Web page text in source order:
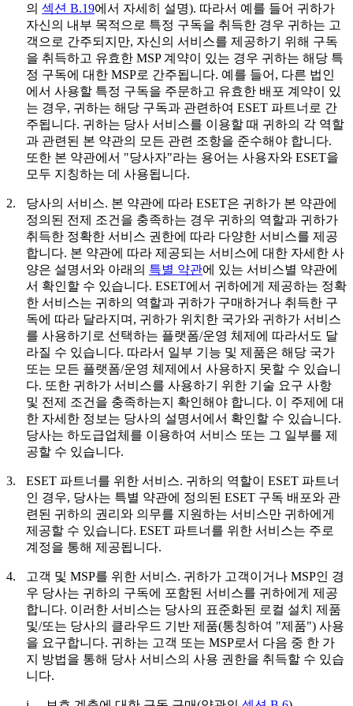
의 섹션 B.19에서 자세히 설명). 따라서 예를 들어 귀하가
자신의 내부 목적으로 특정 구독을 취득한 경우 귀하는 고
객으로 간주되지만, 자신의 서비스를 제공하기 위해 구독
을 취득하고 유효한 MSP 계약이 있는 경우 귀하는 해당 특
정 구독에 대한 MSP로 간주됩니다. 예를 들어, 다른 법인
에서 사용할 특정 구독을 주문하고 유효한 배포 계약이 있
는 경우, 귀하는 해당 구독과 관련하여 ESET 파트너로 간
주됩니다. 귀하는 당사 서비스를 이용할 때 귀하의 각 역할
과 관련된 본 약관의 모든 관련 조항을 준수해야 합니다.
또한 본 약관에서 "당사자"라는 용어는 사용자와 ESET을
모두 지칭하는 데 사용됩니다.
2. 당사의 서비스. 본 약관에 따라 ESET은 귀하가 본 약관에
정의된 전제 조건을 충족하는 경우 귀하의 역할과 귀하가
취득한 정확한 서비스 권한에 따라 다양한 서비스를 제공
합니다. 본 약관에 따라 제공되는 서비스에 대한 자세한 사
양은 설명서와 아래의 특별 약관에 있는 서비스별 약관에
서 확인할 수 있습니다. ESET에서 귀하에게 제공하는 정확
한 서비스는 귀하의 역할과 귀하가 구매하거나 취득한 구
독에 따라 달라지며, 귀하가 위치한 국가와 귀하가 서비스
를 사용하기로 선택하는 플랫폼/운영 체제에 따라서도 달
라질 수 있습니다. 따라서 일부 기능 및 제품은 해당 국가
또는 모든 플랫폼/운영 체제에서 사용하지 못할 수 있습니
다. 또한 귀하가 서비스를 사용하기 위한 기술 요구 사항
및 전제 조건을 충족하는지 확인해야 합니다. 이 주제에 대
한 자세한 정보는 당사의 설명서에서 확인할 수 있습니다.
당사는 하도급업체를 이용하여 서비스 또는 그 일부를 제
공할 수 있습니다.
3. ESET 파트너를 위한 서비스. 귀하의 역할이 ESET 파트너
인 경우, 당사는 특별 약관에 정의된 ESET 구독 배포와 관
련된 귀하의 권리와 의무를 지원하는 서비스만 귀하에게
제공할 수 있습니다. ESET 파트너를 위한 서비스는 주로
계정을 통해 제공됩니다.
4. 고객 및 MSP를 위한 서비스. 귀하가 고객이거나 MSP인 경
우 당사는 귀하의 구독에 포함된 서비스를 귀하에게 제공
합니다. 이러한 서비스는 당사의 표준화된 로컬 설치 제품
및/또는 당사의 클라우드 기반 제품(통칭하여 "제품") 사용
을 요구합니다. 귀하는 고객 또는 MSP로서 다음 중 한 가
지 방법을 통해 당사 서비스의 사용 권한을 취득할 수 있습
니다.